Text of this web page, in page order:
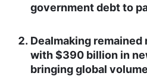
government debt to
Dealmaking remained
with $390 billion in
bringing global